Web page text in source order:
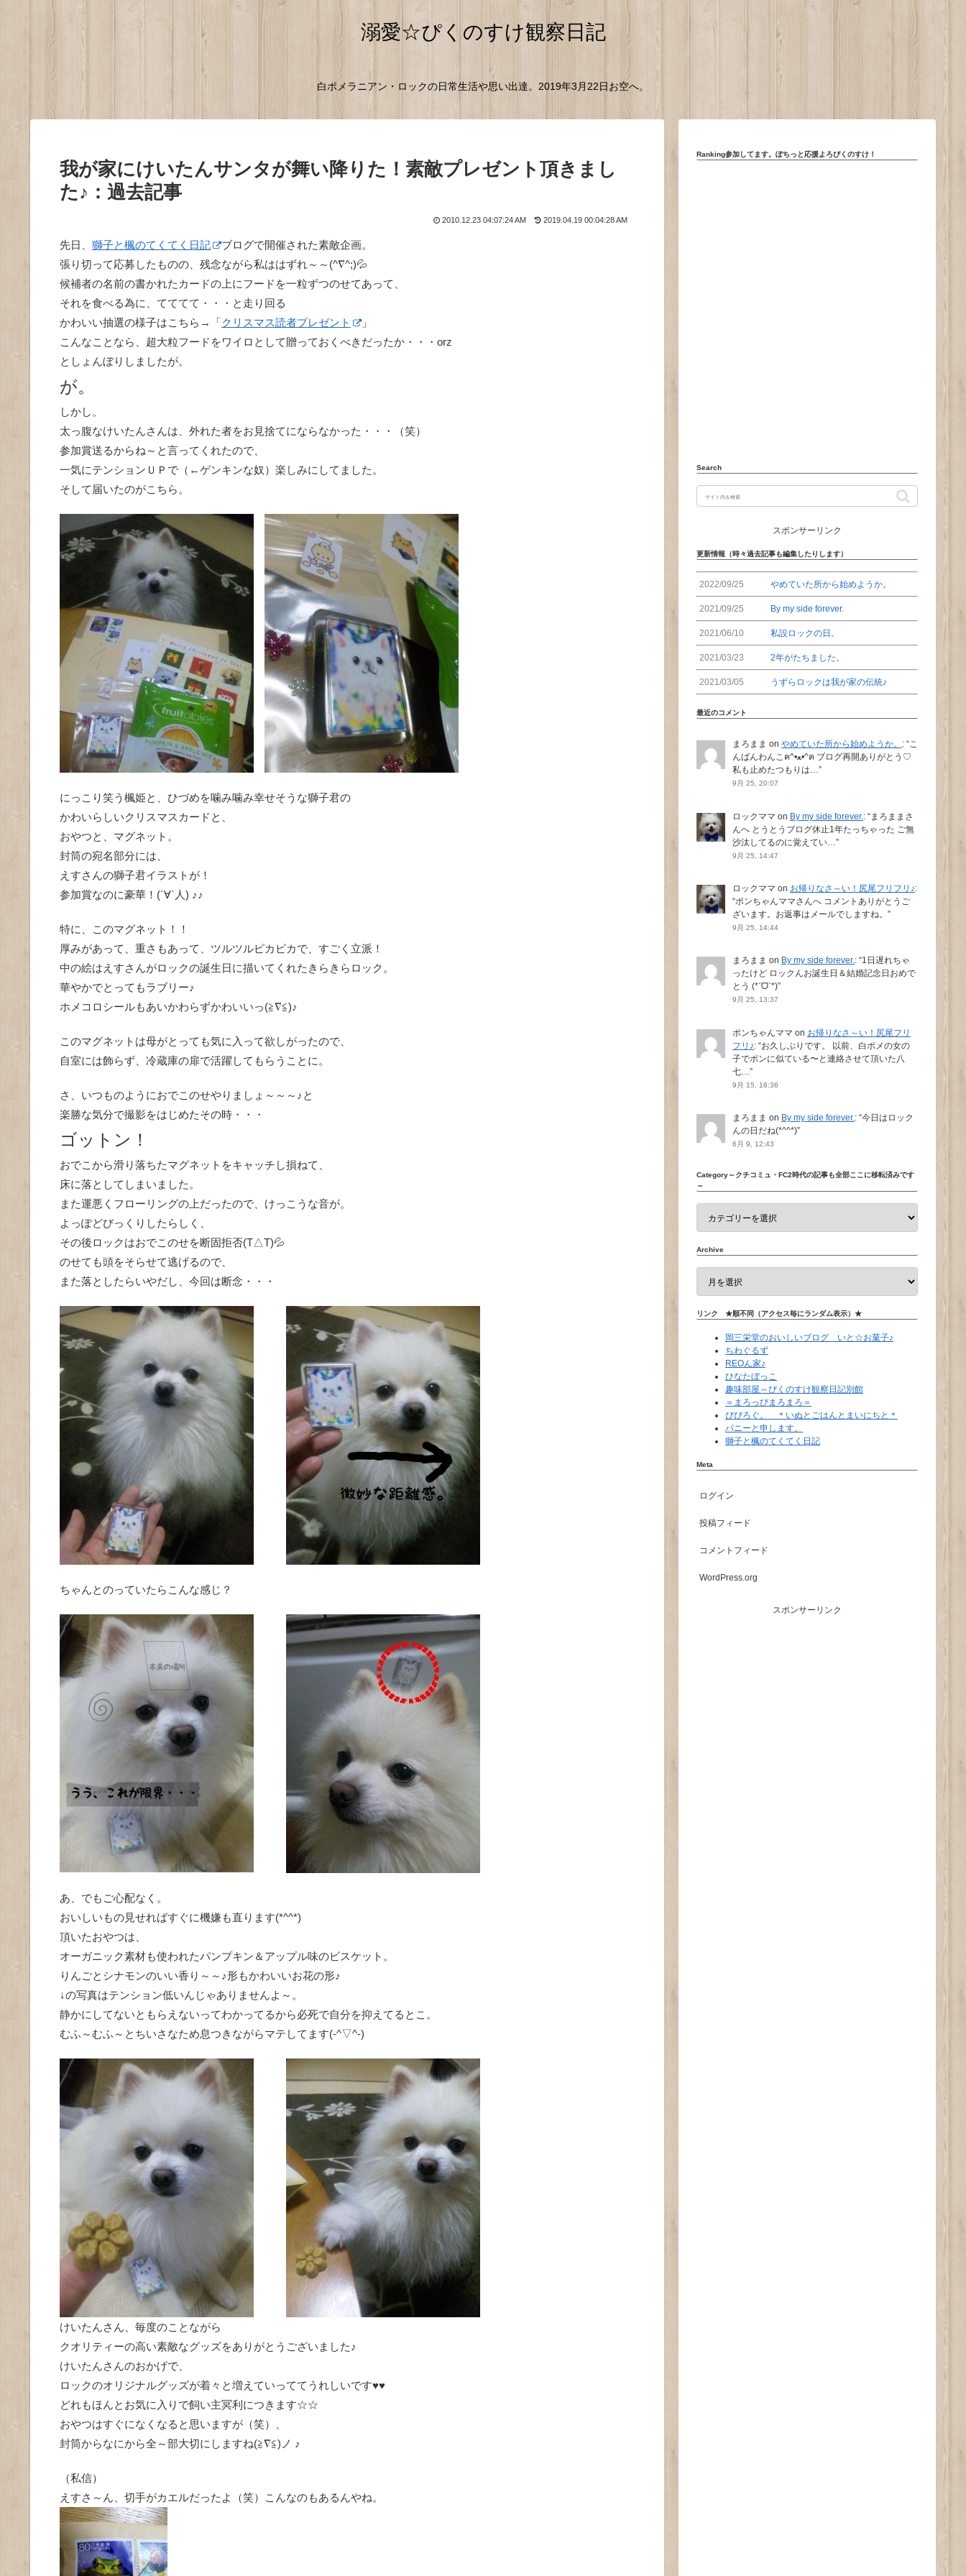
溺愛☆ぴくのすけ観察日記
白ポメラニアン・ロックの日常生活や思い出達。2019年3月22日お空へ。
我が家にけいたんサンタが舞い降りた！素敵プレゼント頂きまし
た♪：過去記事
2010.12.23 04:07:24 AM 2019.04.19 00:04:28 AM
先日、 獅子と楓のてくてく日記
ブログで開催された素敵企画。
張り切って応募したものの、残念ながら私ははずれ～～(^∇^;)💦
候補者の名前の書かれたカードの上にフードを一粒ずつのせてあって、
それを食べる為に、てててて・・・と走り回る
かわいい抽選の様子はこちら→「クリスマス読者プレゼント
」
こんなことなら、超大粒フードをワイロとして贈っておくべきだったか・・・orz
としょんぼりしましたが。
が。
しかし。
太っ腹なけいたんさんは、外れた者をお見捨てにならなかった・・・（笑）
参加賞送るからね～と言ってくれたので、
一気にテンションＵＰで（←ゲンキンな奴）楽しみにしてました。
そして届いたのがこちら。
にっこり笑う楓姫と、ひづめを噛み噛み幸せそうな獅子君の
かわいらしいクリスマスカードと、
おやつと、マグネット。
封筒の宛名部分には、
えすさんの獅子君イラストが！
参加賞なのに豪華！(´∀`人) ♪♪
特に、このマグネット！！
厚みがあって、重さもあって、ツルツルピカピカで、すごく立派！
中の絵はえすさんがロックの誕生日に描いてくれたきらきらロック。
華やかでとってもラブリー♪
ホメコロシールもあいかわらずかわいいっ(≧∇≦)♪
このマグネットは母がとっても気に入って欲しがったので、
自室には飾らず、冷蔵庫の扉で活躍してもらうことに。
さ、いつものようにおでこのせやりましょ～～～♪と
楽勝な気分で撮影をはじめたその時・・・
ゴットン！
おでこから滑り落ちたマグネットをキャッチし損ねて、
床に落としてしまいました。
また運悪くフローリングの上だったので、けっこうな音が。
よっぽどびっくりしたらしく、
その後ロックはおでこのせを断固拒否(T△T)💦
のせても頭をそらせて逃げるので、
また落としたらいやだし、今回は断念・・・
ちゃんとのっていたらこんな感じ？
あ、でもご心配なく。
おいしいもの見せればすぐに機嫌も直ります(*^^*)
頂いたおやつは、
オーガニック素材も使われたパンプキン＆アップル味のビスケット。
りんごとシナモンのいい香り～～♪形もかわいいお花の形♪
↓の写真はテンション低いんじゃありませんよ～。
静かにしてないともらえないってわかってるから必死で自分を抑えてるとこ。
むふ～むふ～とちいさなため息つきながらマテしてます(-^▽^-)
けいたんさん、毎度のことながら
クオリティーの高い素敵なグッズをありがとうございました♪
けいたんさんのおかげで、
ロックのオリジナルグッズが着々と増えていっててうれしいです♥♥
どれもほんとお気に入りで飼い主冥利につきます☆☆
おやつはすぐになくなると思いますが（笑）、
封筒からなにから全～部大切にしますね(≧∇≦)ノ ♪
（私信）
えすさ～ん、切手がカエルだったよ（笑）こんなのもあるんやね。
Ranking参加してます。ぽちっと応援よろぴくのすけ！
Search
スポンサーリンク
更新情報（時々過去記事も編集したりします）
2022/09/25 やめていた所から始めようか。
2021/09/25 By my side forever.
2021/06/10 私設ロックの日。
2021/03/23 2年がたちました。
2021/03/05 うずらロックは我が家の伝統♪
最近のコメント
まろまま on やめていた所から始めようか。 : “こ
んばんわんこฅ^•ﻌ•^ฅ ブログ再開ありがとう♡
私も止めたつもりは…”
9月 25, 20:07
ロックママ on By my side forever. : “まろままさ
んへ とうとうブログ休止1年たっちゃった ご無
沙汰してるのに覚えてい… ”
9月 25, 14:47
ロックママ on お帰りなさ～い！尻尾フリフリ♪:
“ポンちゃんママさんへ コメントありがとうご
ざいます。お返事はメールでしますね。 ”
9月 25, 14:44
まろまま on By my side forever.: “1日遅れちゃ
ったけど ロックんお誕生日＆結婚記念日おめで
とう (*ˊᗜˋ*)”
9月 25, 13:37
ポンちゃんママ on お帰りなさ～い！尻尾フリ
フリ♪: “お久しぶりです。 以前、白ポメの女の
子でポンに似ている〜と連絡させて頂いた八
七… ”
9月 15, 16:36
まろまま on By my side forever.: “今日はロック
んの日だね(*^^*)”
6月 9, 12:43
Category～クチコミュ・FC2時代の記事も全部ここに移転済みです
～
Archive
リンク ★順不同（アクセス毎にランダム表示）★
岡三栄堂のおいしいブログ いと☆お菓子♪
ちわぐるず
REOん家♪
ひなたぼっこ
趣味部屋～ぴくのすけ観察日記別館
＝まろっぴまろまろ＝
ぴぴろぐ。 ＊いぬとごはんとまいにちと＊
パニーと申します。
獅子と楓のてくてく日記
Meta
ログイン
投稿フィード
コメントフィード
WordPress.org
スポンサーリンク